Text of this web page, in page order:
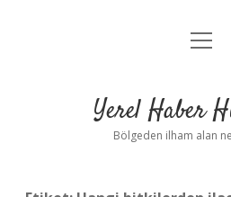
Anasayfa
Yasal
Yerel Haber
Bölgeden ilham alan